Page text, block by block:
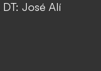
José Alí